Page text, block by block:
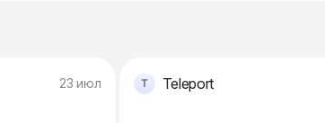
23 июл Teleport